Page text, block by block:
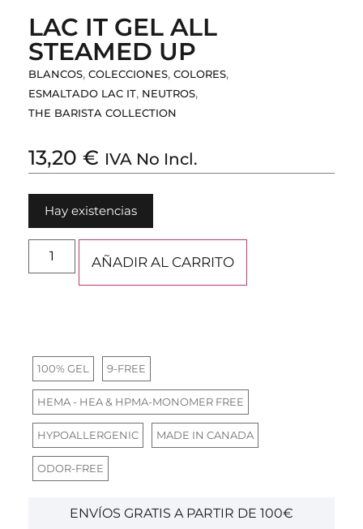
LAC IT GEL ALL
STEAMED UP
BLANCOS, COLECCIONES, COLORES,
ESMALTADO LAC IT, NEUTROS,
THE BARISTA COLLECTION
13,20 € IVA No Incl.
Hay existencias
AÑADIR AL CARRITO
100% GEL 9-FREE
HEMA - HEA & HPMA-MONOMER FREE
HYPOALLERGENIC MADE IN CANADA
ODOR-FREE
ENVÍOS GRATIS A PARTIR DE 100€